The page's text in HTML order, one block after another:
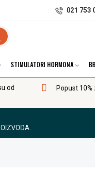
021 753
STIMULATORI HORMONA
od
Popust 10%